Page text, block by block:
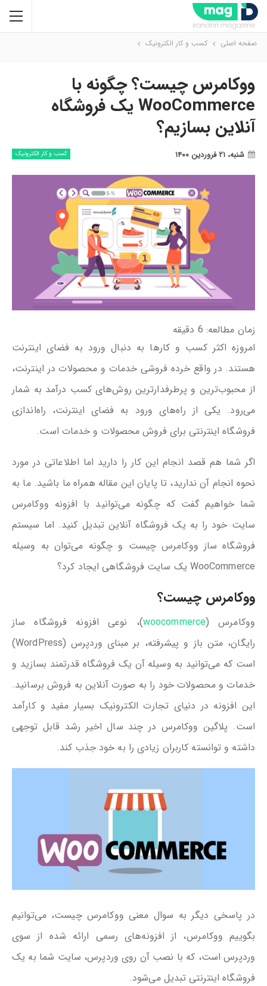
صفحه اصلی کسب و کار الکترونیک
ووکامرس چیست؟ چگونه با
WooCommerce یک فروشگاه
آنلاین بسازیم؟
کسب و کار الکترونیک شنبه، ۲۱ فروردین ۱۴۰۰
زمان مطالعه: 6 دقیقه
امروزه اکثر کسب و کارها به دنبال ورود به فضای اینترنت
هستند. در واقع خرده فروشی خدمات و محصولات در اینترنت،
از محبوب‌ترین و پرطرفدارترین روش‌های کسب درآمد به شمار
می‌رود. یکی از راه‌های ورود به فضای اینترنت، راه‌اندازی
فروشگاه اینترنتی برای فروش محصولات و خدمات است.
اگر شما هم قصد انجام این کار را دارید اما اطلاعاتی در مورد
نحوه انجام آن ندارید، تا پایان این مقاله همراه ما باشید. ما به
شما خواهیم گفت که چگونه می‌توانید با افزونه ووکامرس
سایت خود را به یک فروشگاه آنلاین تبدیل کنید. اما سیستم
فروشگاه ساز ووکامرس چیست و چگونه می‌توان به وسیله
WooCommerce یک سایت فروشگاهی ایجاد کرد؟
ووکامرس چیست؟
ووکامرس (woocommerce)، نوعی افزونه فروشگاه ساز
رایگان، متن باز و پیشرفته، بر مبنای وردپرس (WordPress)
است که می‌توانید به وسیله آن یک فروشگاه قدرتمند بسازید و
خدمات و محصولات خود را به صورت آنلاین به فروش برسانید.
این افزونه در دنیای تجارت الکترونیک بسیار مفید و کارآمد
است. پلاگین ووکامرس در چند سال اخیر رشد قابل توجهی
داشته و توانسته کاربران زیادی را به خود جذب کند.
در پاسخی دیگر به سوال معنی ووکامرس چیست، می‌توانیم
بگوییم ووکامرس، از افزونه‌های رسمی ارائه شده از سوی
وردپرس است، که با نصب آن روی وردپرس، سایت شما به یک
فروشگاه اینترنتی تبدیل می‌شود.